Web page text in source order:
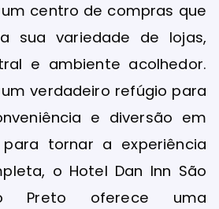
um centro de compras que
sua variedade de lojas,
e ambiente acolhedor.
verdadeiro refúgio para
e diversão em
tornar a experiência
o Hotel Dan Inn São
Preto oferece uma